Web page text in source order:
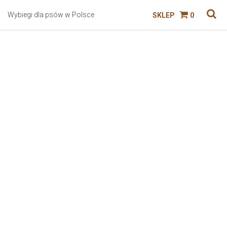
Wybiegi dla psów w Polsce SKLEP 0